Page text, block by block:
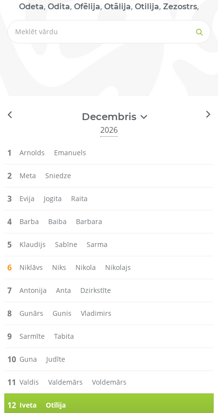
Odeta, Odita, Ofēlija, Otālija, Otilija, Zezostrs,
Decembris
2026
1 Arnolds Emanuels
2 Meta Sniedze
3 Evija Jogita Raita
4 Barba Baiba Barbara
5 Klaudijs Sabīne Sarma
6 Niklāvs Niks Nikola Nikolajs
7 Antonija Anta Dzirkstīte
8 Gunārs Gunis Vladimirs
9 Sarmīte Tabita
10 Guna Judīte
11 Valdis Valdemārs Voldemārs
12 Iveta Otīlija